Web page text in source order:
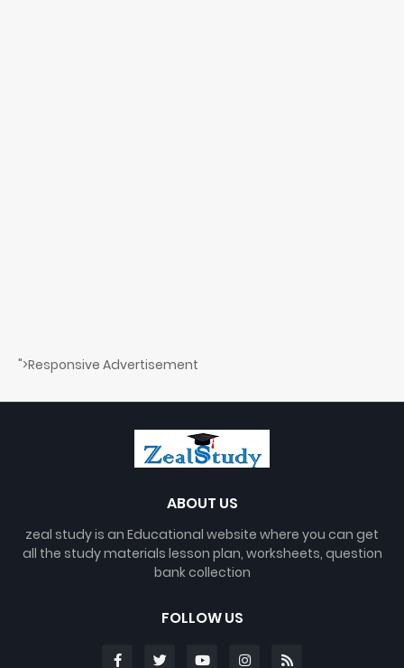
">Responsive Advertisement
ABOUT US
zeal study is an Educational website where you can get
all the study materials lesson plan, worksheets, question
bank collection
FOLLOW US